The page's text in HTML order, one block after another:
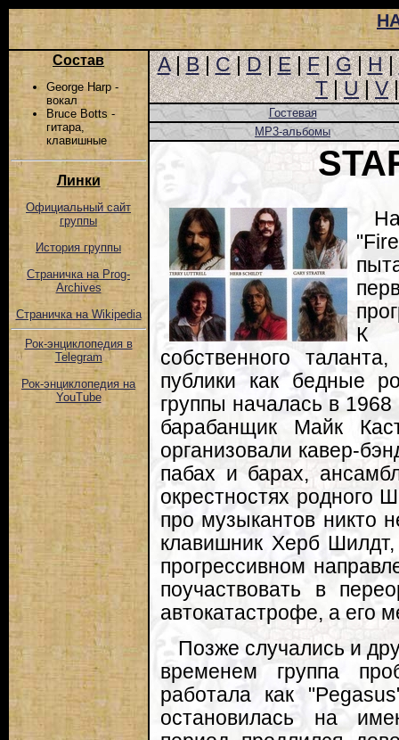
Состав
George Harp -
вокал
Bruce Botts -
гитара,
клавишные
Линки
Официальный сайт
группы
История группы
Страничка на Prog-
Archives
Страничка на Wikipedia
Рок-энциклопедия в
Telegram
Рок-энциклопедия на
YouTube
A|B|C|D|E|F|G|H|
T|U|V
Гостевая
MP3-альбомы
К
собственного
публики как бедные
группы началась в 1968
барабанщик Майк
организовали кавер-
пабах и барах,
окрестностях родного
про музыкантов никто
клавишник Херб Шилдт,
прогрессивном
поучаствовать в
автокатастрофе, а его
Позже случались и
временем группа
работала как
остановилась на